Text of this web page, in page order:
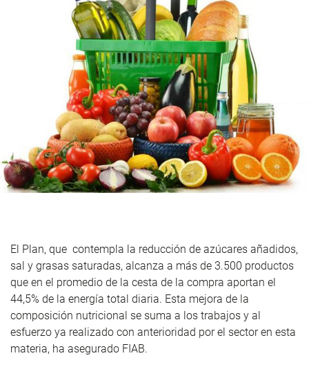
El Plan, que contempla la reducción de azúcares añadidos,
sal y grasas saturadas, alcanza a más de 3.500 productos
que en el promedio de la cesta de la compra aportan el
44,5% de la energía total diaria. Esta mejora de la
composición nutricional se suma a los trabajos y al
esfuerzo ya realizado con anterioridad por el sector en esta
materia, ha asegurado FIAB.